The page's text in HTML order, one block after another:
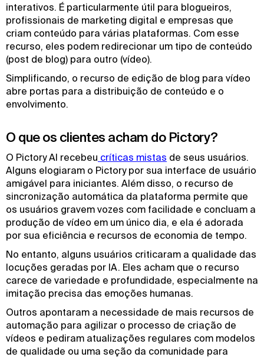
interativos. É particularmente útil para blogueiros,
profissionais de marketing digital e empresas que
criam conteúdo para várias plataformas. Com esse
recurso, eles podem redirecionar um tipo de conteúdo
(post de blog) para outro (vídeo).
Simplificando, o recurso de edição de blog para vídeo
abre portas para a distribuição de conteúdo e o
envolvimento.
O que os clientes acham do Pictory?
O Pictory AI recebeu críticas mistas de seus usuários.
Alguns elogiaram o Pictory por sua interface de usuário
amigável para iniciantes. Além disso, o recurso de
sincronização automática da plataforma permite que
os usuários gravem vozes com facilidade e concluam a
produção de vídeo em um único dia, e ela é adorada
por sua eficiência e recursos de economia de tempo.
No entanto, alguns usuários criticaram a qualidade das
locuções geradas por IA. Eles acham que o recurso
carece de variedade e profundidade, especialmente na
imitação precisa das emoções humanas.
Outros apontaram a necessidade de mais recursos de
automação para agilizar o processo de criação de
vídeos e pediram atualizações regulares com modelos
de qualidade ou uma seção da comunidade para